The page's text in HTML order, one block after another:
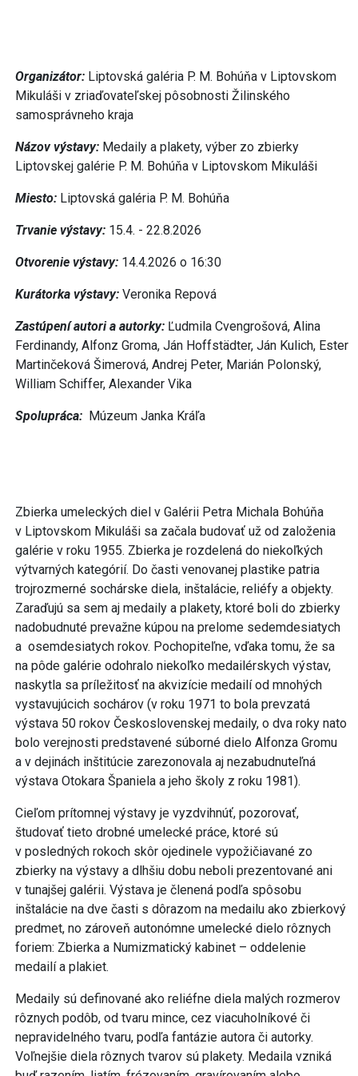
Organizátor: Liptovská galéria P. M. Bohúňa v Liptovskom
Mikuláši v zriaďovateľskej pôsobnosti Žilinského
samosprávneho kraja
Názov výstavy: Medaily a plakety, výber zo zbierky
Liptovskej galérie P. M. Bohúňa v Liptovskom Mikuláši
Miesto: Liptovská galéria P. M. Bohúňa
Trvanie výstavy: 15.4. - 22.8.2026
Otvorenie výstavy: 14.4.2026 o 16:30
Kurátorka výstavy: Veronika Repová
Zastúpení autori a autorky: Ľudmila Cvengrošová, Alina
Ferdinandy, Alfonz Groma, Ján Hoffstädter, Ján Kulich, Ester
Martinčeková Šimerová, Andrej Peter, Marián Polonský,
William Schiffer, Alexander Vika
Spolupráca: Múzeum Janka Kráľa
Zbierka umeleckých diel v Galérii Petra Michala Bohúňa
v Liptovskom Mikuláši sa začala budovať už od založenia
galérie v roku 1955. Zbierka je rozdelená do niekoľkých
výtvarných kategórií. Do časti venovanej plastike patria
trojrozmerné sochárske diela, inštalácie, reliéfy a objekty.
Zaraďujú sa sem aj medaily a plakety, ktoré boli do zbierky
nadobudnuté prevažne kúpou na prelome sedemdesiatych
a osemdesiatych rokov. Pochopiteľne, vďaka tomu, že sa
na pôde galérie odohralo niekoľko medailérskych výstav,
naskytla sa príležitosť na akvizície medailí od mnohých
vystavujúcich sochárov (v roku 1971 to bola prevzatá
výstava 50 rokov Československej medaily, o dva roky nato
bolo verejnosti predstavené súborné dielo Alfonza Gromu
a v dejinách inštitúcie zarezonovala aj nezabudnuteľná
výstava Otokara Španiela a jeho školy z roku 1981).
Cieľom prítomnej výstavy je vyzdvihnúť, pozorovať,
študovať tieto drobné umelecké práce, ktoré sú
v posledných rokoch skôr ojedinele vypožičiavané zo
zbierky na výstavy a dlhšiu dobu neboli prezentované ani
v tunajšej galérii. Výstava je členená podľa spôsobu
inštalácie na dve časti s dôrazom na medailu ako zbierkový
predmet, no zároveň autonómne umelecké dielo rôznych
foriem: Zbierka a Numizmatický kabinet – oddelenie
medailí a plakiet.
Medaily sú definované ako reliéfne diela malých rozmerov
rôznych podôb, od tvaru mince, cez viacuholníkové či
nepravidelného tvaru, podľa fantázie autora či autorky.
Voľnejšie diela rôznych tvarov sú plakety. Medaila vzniká